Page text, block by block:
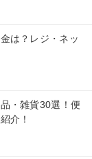
は？レジ・ネッ
・雑貨30選！便
介！